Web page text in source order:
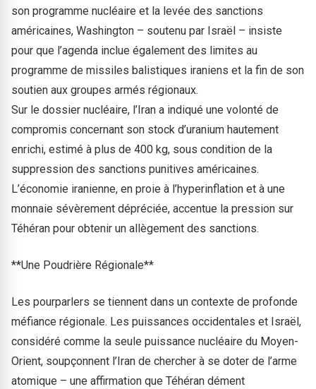
son programme nucléaire et la levée des sanctions
américaines, Washington – soutenu par Israël – insiste
pour que l’agenda inclue également des limites au
programme de missiles balistiques iraniens et la fin de son
soutien aux groupes armés régionaux.
Sur le dossier nucléaire, l’Iran a indiqué une volonté de
compromis concernant son stock d’uranium hautement
enrichi, estimé à plus de 400 kg, sous condition de la
suppression des sanctions punitives américaines.
L’économie iranienne, en proie à l’hyperinflation et à une
monnaie sévèrement dépréciée, accentue la pression sur
Téhéran pour obtenir un allègement des sanctions.
**Une Poudrière Régionale**
Les pourparlers se tiennent dans un contexte de profonde
méfiance régionale. Les puissances occidentales et Israël,
considéré comme la seule puissance nucléaire du Moyen-
Orient, soupçonnent l’Iran de chercher à se doter de l’arme
atomique – une affirmation que Téhéran dément